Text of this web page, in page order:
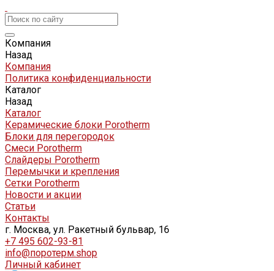
Компания
Назад
Компания
Политика конфиденциальности
Каталог
Назад
Каталог
Керамические блоки Porotherm
Блоки для перегородок
Смеси Porotherm
Слайдеры Porotherm
Перемычки и крепления
Сетки Porotherm
Новости и акции
Статьи
Контакты
г. Москва, ул. Ракетный бульвар, 16
+7 495 602-93-81
info@поротерм.shop
Личный кабинет